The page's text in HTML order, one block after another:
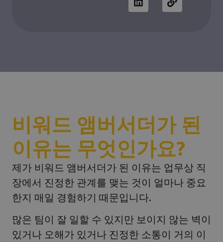
비워드 앰버서더가 된
이유는 무엇인가요?
제가 비워드 앰버서더가 된 이유는 업무상 직
장에서 진정한 관계를 맺는 것이 얼마나 중요
한지 매일 경험하기 때문입니다.
많은 팀이 잘 일할 수 있지만 보이지 않는 벽이
있거나 오해가 있거나 진정한 소통이 거의 이